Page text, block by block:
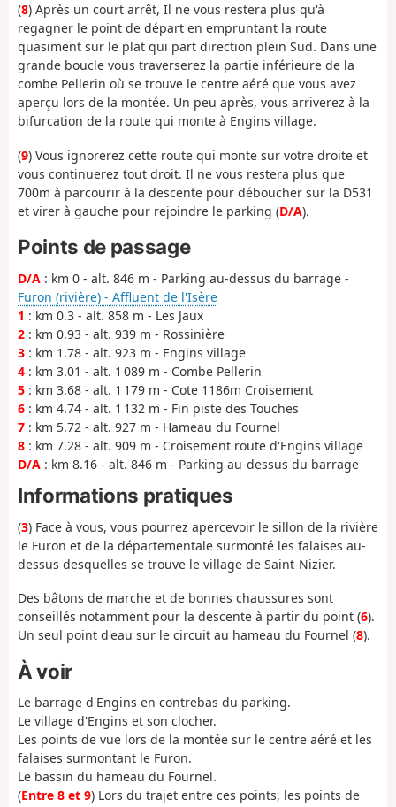
(8) Après un court arrêt, Il ne vous restera plus qu'à
regagner le point de départ en empruntant la route
quasiment sur le plat qui part direction plein Sud. Dans une
grande boucle vous traverserez la partie inférieure de la
combe Pellerin où se trouve le centre aéré que vous avez
aperçu lors de la montée. Un peu après, vous arriverez à la
bifurcation de la route qui monte à Engins village.
(9) Vous ignorerez cette route qui monte sur votre droite et
vous continuerez tout droit. Il ne vous restera plus que
700m à parcourir à la descente pour déboucher sur la D531
et virer à gauche pour rejoindre le parking (D/A).
Points de passage
D/A : km 0 - alt. 846 m - Parking au-dessus du barrage -
Furon (rivière) - Affluent de l'Isère
1 : km 0.3 - alt. 858 m - Les Jaux
2 : km 0.93 - alt. 939 m - Rossinière
3 : km 1.78 - alt. 923 m - Engins village
4 : km 3.01 - alt. 1 089 m - Combe Pellerin
5 : km 3.68 - alt. 1 179 m - Cote 1186m Croisement
6 : km 4.74 - alt. 1 132 m - Fin piste des Touches
7 : km 5.72 - alt. 927 m - Hameau du Fournel
8 : km 7.28 - alt. 909 m - Croisement route d'Engins village
D/A : km 8.16 - alt. 846 m - Parking au-dessus du barrage
Informations pratiques
(3) Face à vous, vous pourrez apercevoir le sillon de la rivière
le Furon et de la départementale surmonté les falaises au-
dessus desquelles se trouve le village de Saint-Nizier.
Des bâtons de marche et de bonnes chaussures sont
conseillés notamment pour la descente à partir du point (6).
Un seul point d'eau sur le circuit au hameau du Fournel (8).
À voir
Le barrage d'Engins en contrebas du parking.
Le village d'Engins et son clocher.
Les points de vue lors de la montée sur le centre aéré et les
falaises surmontant le Furon.
Le bassin du hameau du Fournel.
(Entre 8 et 9) Lors du trajet entre ces points, les points de